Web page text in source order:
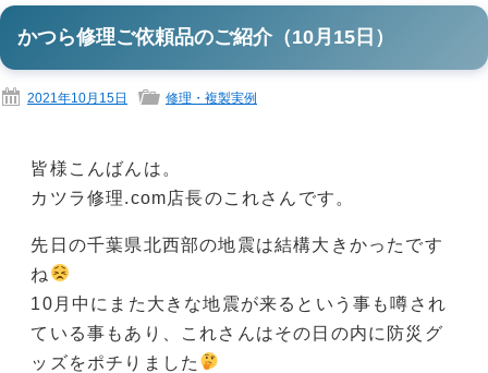
かつら修理ご依頼品のご紹介（10月15日）
2021年10月15日 修理・複製実例
皆様こんばんは。
カツラ修理.com店長のこれさんです。
先日の千葉県北西部の地震は結構大きかったです
ね
10月中にまた大きな地震が来るという事も噂され
ている事もあり、これさんはその日の内に防災グ
ッズをポチりました